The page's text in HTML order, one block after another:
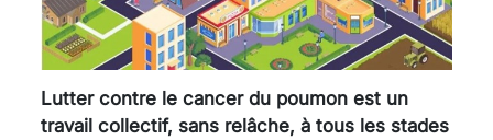
Lutter contre le cancer du poumon est un
travail collectif, sans relâche, à tous les stades